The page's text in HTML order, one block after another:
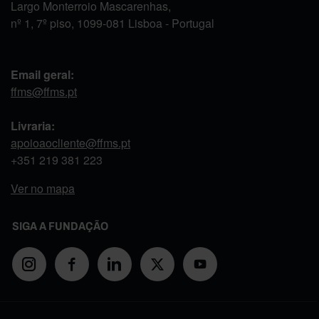
Largo Monterroio Mascarenhas,
nº 1, 7º piso, 1099-081 Lisboa - Portugal
Email geral:
ffms@ffms.pt
Livraria:
apoioaocliente@ffms.pt
+351 219 381 223
Ver no mapa
SIGA A FUNDAÇÃO